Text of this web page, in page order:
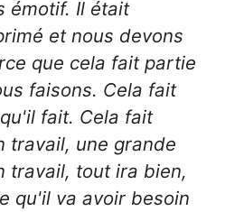
émotif. Il était
et nous devons
que cela fait partie
faisons. Cela fait
fait. Cela fait
travail, une grande
travail, tout ira bien,
qu'il va avoir besoin